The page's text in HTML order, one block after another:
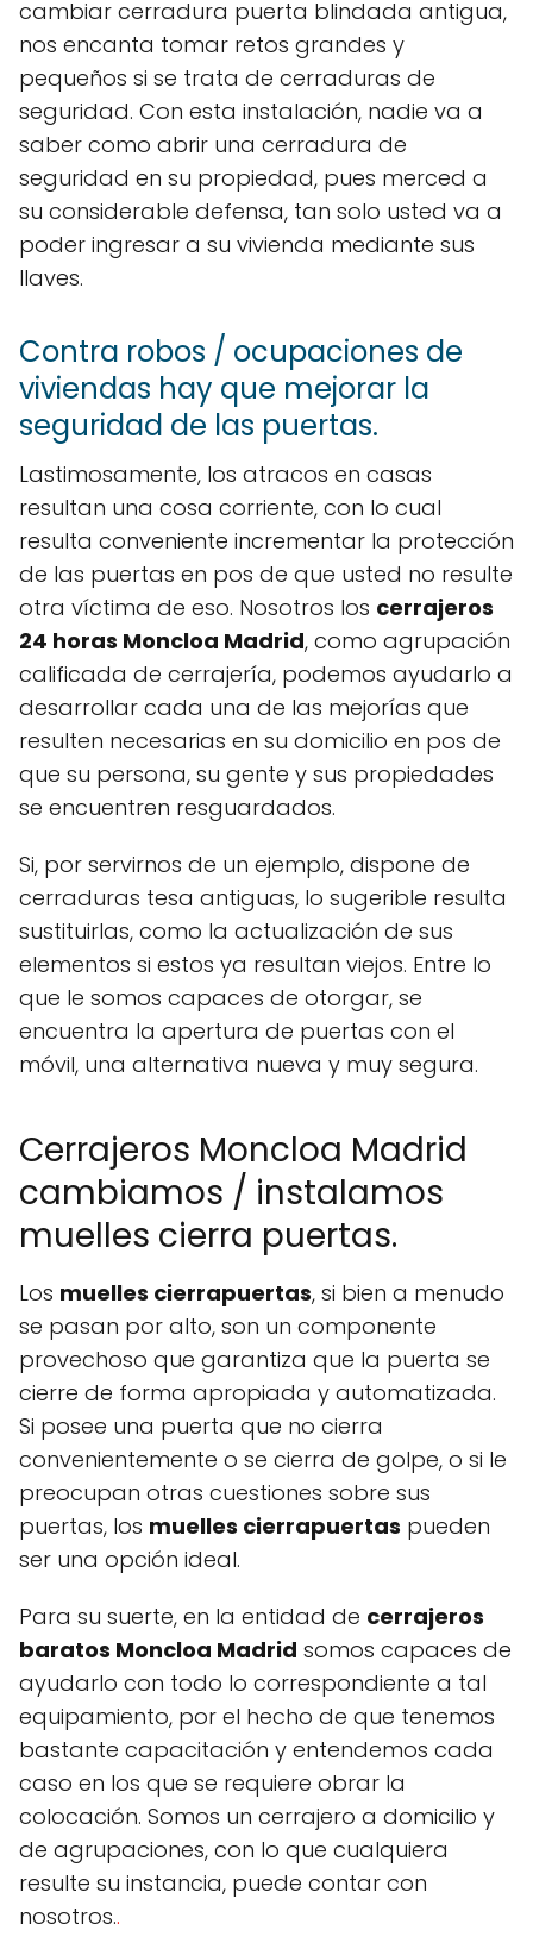
cambiar cerradura puerta blindada antigua,
nos encanta tomar retos grandes y
pequeños si se trata de cerraduras de
seguridad. Con esta instalación, nadie va a
saber como abrir una cerradura de
seguridad en su propiedad, pues merced a
su considerable defensa, tan solo usted va a
poder ingresar a su vivienda mediante sus
llaves.
Contra robos / ocupaciones de
viviendas hay que mejorar la
seguridad de las puertas.
Lastimosamente, los atracos en casas
resultan una cosa corriente, con lo cual
resulta conveniente incrementar la protección
de las puertas en pos de que usted no resulte
otra víctima de eso. Nosotros los cerrajeros
24 horas Moncloa Madrid, como agrupación
calificada de cerrajería, podemos ayudarlo a
desarrollar cada una de las mejorías que
resulten necesarias en su domicilio en pos de
que su persona, su gente y sus propiedades
se encuentren resguardados.
Si, por servirnos de un ejemplo, dispone de
cerraduras tesa antiguas, lo sugerible resulta
sustituirlas, como la actualización de sus
elementos si estos ya resultan viejos. Entre lo
que le somos capaces de otorgar, se
encuentra la apertura de puertas con el
móvil, una alternativa nueva y muy segura.
Cerrajeros Moncloa Madrid
cambiamos / instalamos
muelles cierra puertas.
Los muelles cierrapuertas, si bien a menudo
se pasan por alto, son un componente
provechoso que garantiza que la puerta se
cierre de forma apropiada y automatizada.
Si posee una puerta que no cierra
convenientemente o se cierra de golpe, o si le
preocupan otras cuestiones sobre sus
puertas, los muelles cierrapuertas pueden
ser una opción ideal.
Para su suerte, en la entidad de cerrajeros
baratos Moncloa Madrid somos capaces de
ayudarlo con todo lo correspondiente a tal
equipamiento, por el hecho de que tenemos
bastante capacitación y entendemos cada
caso en los que se requiere obrar la
colocación. Somos un cerrajero a domicilio y
de agrupaciones, con lo que cualquiera
resulte su instancia, puede contar con
nosotros..